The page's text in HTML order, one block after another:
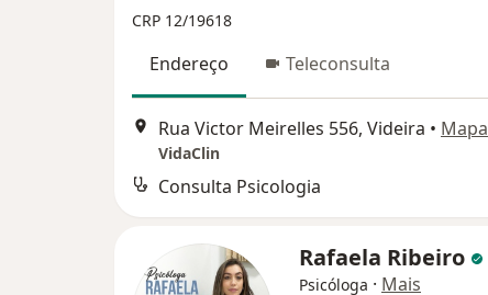
CRP 12/19618
Endereço Teleconsulta
Rua Victor Meirelles 556, Videira • Mapa
VidaClin
Consulta Psicologia
Rafaela Ribeiro
Psicóloga · Mais